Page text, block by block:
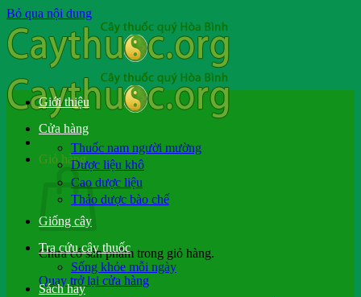
Bỏ qua nội dung
Giỏ hàng
Chưa có sản phẩm trong giỏ hàng.
Quay trở lại cửa hàng
Giới thiệu
Cửa hàng
Thuốc nam người mường
Dược liệu khô
Cao dược liệu
Thảo dược bào chế
Giống cây
Tra cứu cây thuốc
Sống khỏe mỗi ngày
Sách hay